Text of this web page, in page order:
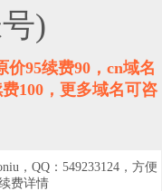
)
价95续费90，cn域名
100，更多域名可咨
，QQ：549233124，方便
费详情